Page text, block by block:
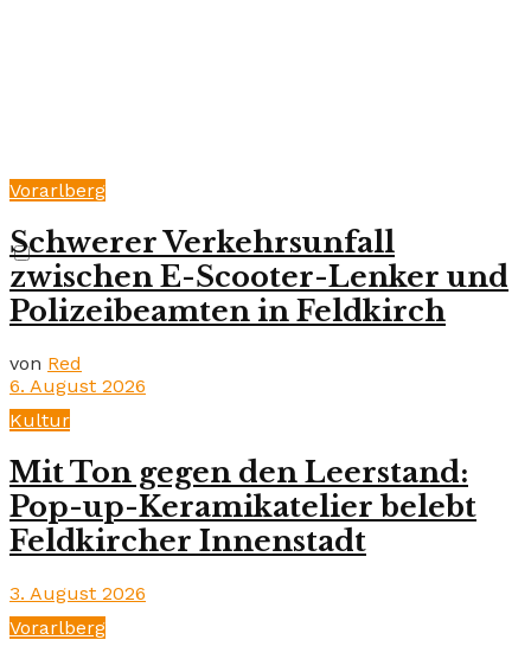
Vorarlberg
Schwerer Verkehrsunfall
zwischen E-Scooter-Lenker und
Polizeibeamten in Feldkirch
von Red
6. August 2026
Kultur
Mit Ton gegen den Leerstand:
Pop-up-Keramikatelier belebt
Feldkircher Innenstadt
3. August 2026
Vorarlberg